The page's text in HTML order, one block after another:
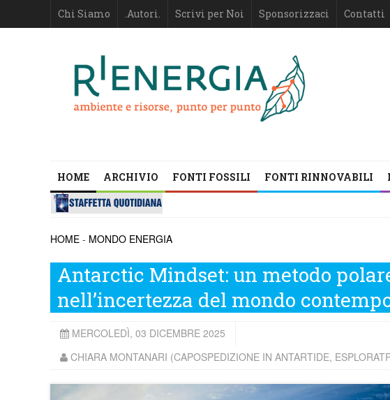
Chi Siamo .Autori. Scrivi per Noi Sponsorizzaci Contatti
HOME ARCHIVIO FONTI FOSSILI FONTI RINNOVABILI
HOME - MONDO ENERGIA
Antarctic Mindset: un metodo
nell’incertezza del mondo
MERCOLEDÌ, 03 DICEMBRE 2025
CHIARA MONTANARI (CAPOSPEDIZIONE IN ANTARTIDE,